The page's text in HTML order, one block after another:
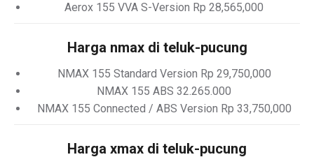
Aerox 155 VVA S-Version Rp 28,565,000
Harga nmax di teluk-pucung
NMAX 155 Standard Version Rp 29,750,000
NMAX 155 ABS 32.265.000
NMAX 155 Connected / ABS Version Rp 33,750,000
Harga xmax di teluk-pucung